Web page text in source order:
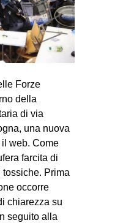
Forze
della
di via
una nuova
web. Come
farcita di
tossiche. Prima
occorre
chiarezza su
seguito alla